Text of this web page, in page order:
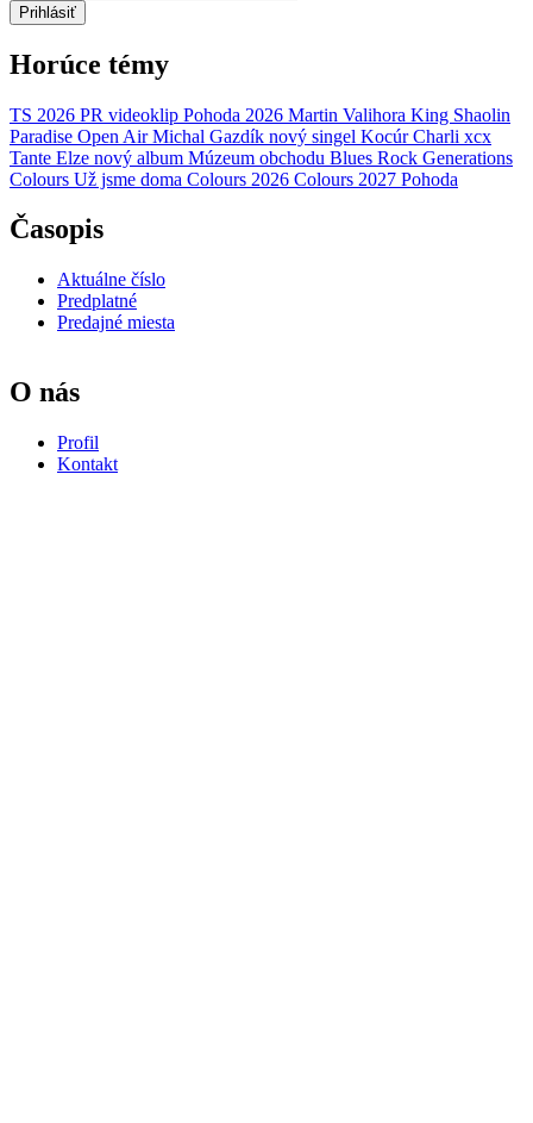
Prihlásiť
Horúce témy
TS 2026 PR videoklip Pohoda 2026 Martin Valihora King Shaolin
Paradise Open Air Michal Gazdík nový singel Kocúr Charli xcx
Tante Elze nový album Múzeum obchodu Blues Rock Generations
Colours Už jsme doma Colours 2026 Colours 2027 Pohoda
Časopis
Aktuálne číslo
Predplatné
Predajné miesta
O nás
Profil
Kontakt